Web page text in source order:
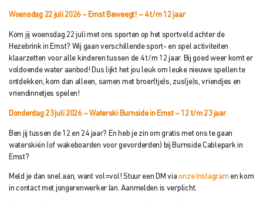
Woensdag 22 juli 2026 – Emst Beweegt!– 4 t/m 12 jaar
Kom jij woensdag 22 juli met ons sporten op het sportveld achter de
Hezebrink in Emst? Wij gaan verschillende sport- en spel activiteiten
klaarzetten voor alle kinderen tussen de 4 t/m 12 jaar. Bij goed weer komt er
voldoende water aanbod! Dus lijkt het jou leuk om leuke nieuwe spellen te
ontdekken, kom dan alleen, samen met broer(tje)s, zus(je)s, vriendjes en
vriendinnetjes spelen!
Donderdag 23 juli 2026 –Waterski Burnside in Emst – 12 t/m 23 jaar
Ben jij tussen de 12 en 24 jaar? En heb je zin om gratis met ons te gaan
waterskiën (of wakeboarden voor gevorderden) bij Burnside Cablepark in
Emst?
Meld je dan snel aan, want vol=vol! Stuur een DM viaonze Instagram en kom
in contact met jongerenwerker Ian. Aanmelden is verplicht.